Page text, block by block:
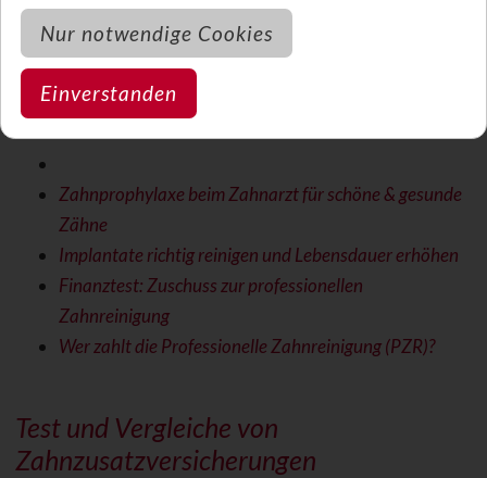
Zähne weniger Probleme verursachen.
Was ist Prophylaxe / Zahnprophylaxe beim Zahnarzt?
Zahnprophylaxe beim Zahnarzt für schöne & gesunde
Zähne
Implantate richtig reinigen und Lebensdauer erhöhen
Finanztest: Zuschuss zur professionellen
Zahnreinigung
Wer zahlt die Professionelle Zahnreinigung (PZR)?
Test und Vergleiche von
Zahnzusatzversicherungen
Nur notwendige Cookies
Einverstanden